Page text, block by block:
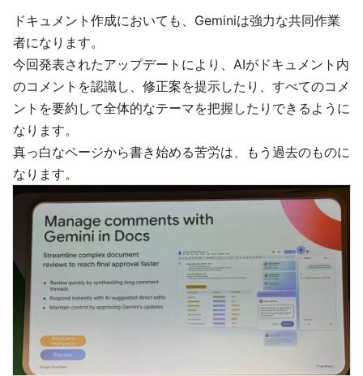
ドキュメント作成においても、Geminiは強力な共同作業
者になります。
今回発表されたアップデートにより、AIがドキュメント内
のコメントを認識し、修正案を提示したり、すべてのコメ
ントを要約して全体的なテーマを把握したりできるように
なります。
真っ白なページから書き始める苦労は、もう過去のものに
なります。